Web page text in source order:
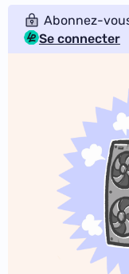
Abonnez-
Se connecter